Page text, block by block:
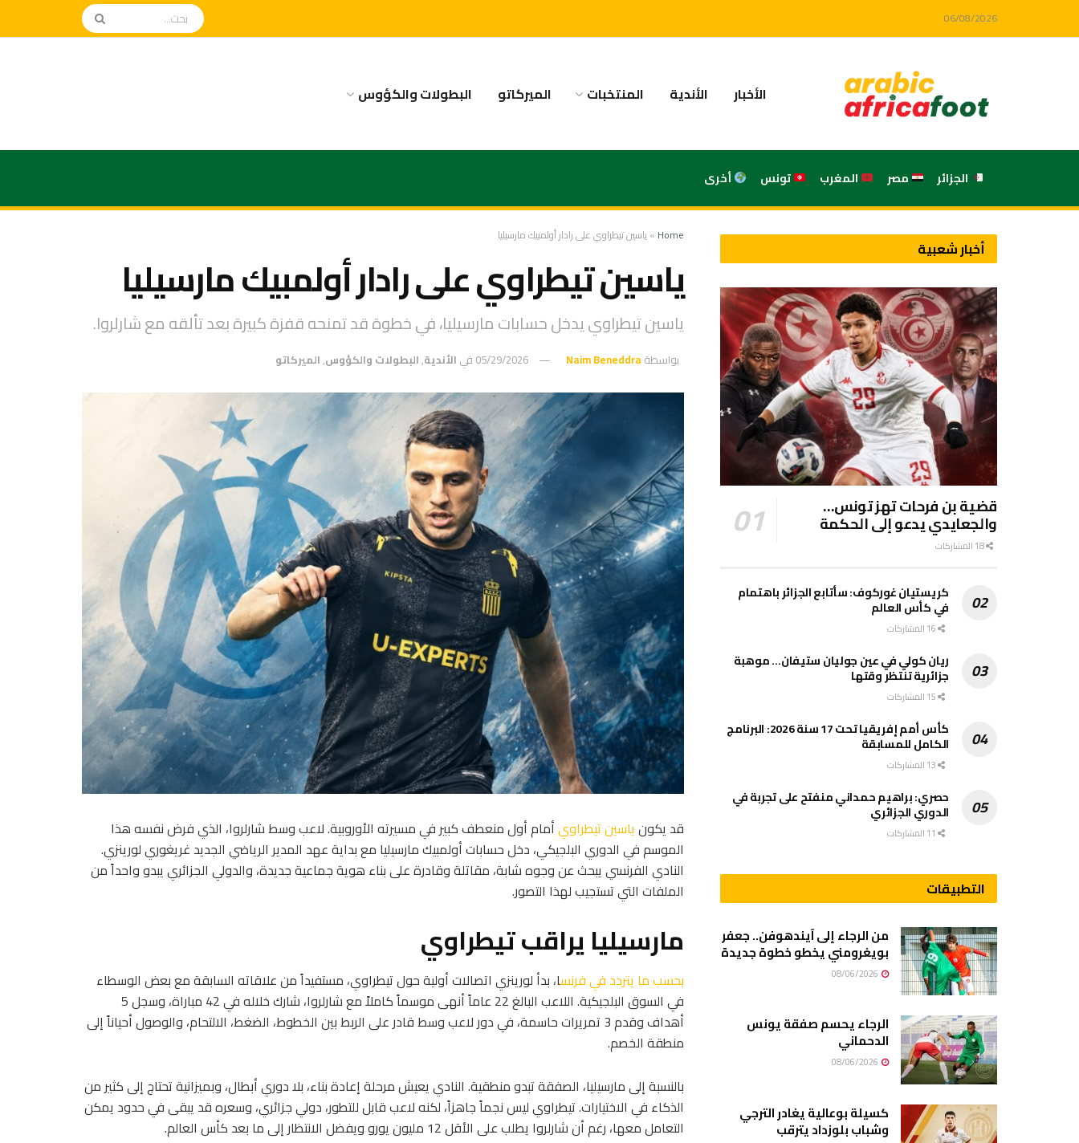
06/08/2026
الأخبار الأندية المنتخبات الميركاتو البطولات والكؤوس
الجزائر مصر المغرب تونس أخرى
Home
»ياسين تيطراوي على رادار أولمبيك مارسيليا
ياسين تيطراوي على رادار أولمبيك مارسيليا
ياسين تيطراوي يدخل حسابات مارسيليا، في خطوة قد تمنحه قفزة كبيرة بعد تألقه مع شارلروا.
بواسطةNaim Beneddra
05/29/2026 في الأندية,البطولات والكؤوس,الميركاتو
قد يكون ياسين تيطراويأمام أول منعطف كبير في مسيرته الأوروبية. لاعب وسط شارلروا، الذي فرض نفسه هذا
الموسم في الدوري البلجيكي، دخل حسابات أولمبيك مارسيليا مع بداية عهد المدير الرياضي الجديد غريغوري لورينزي.
النادي الفرنسي يبحث عن وجوه شابة، مقاتلة وقادرة على بناء هوية جماعية جديدة، والدولي الجزائري يبدو واحداً من
الملفات التي تستجيب لهذا التصور.
مارسيليا يراقب تيطراوي
بحسب ما يتردد في فرنسا، بدأ لورينزي اتصالات أولية حول تيطراوي، مستفيداً من علاقاته السابقة مع بعض الوسطاء
في السوق البلجيكية. اللاعب البالغ 22 عاماً أنهى موسماً كاملاً مع شارلروا، شارك خلاله في 42 مباراة، وسجل 5
أهداف وقدم 3 تمريرات حاسمة، في دور لاعب وسط قادر على الربط بين الخطوط، الضغط، الالتحام، والوصول أحياناً إلى
منطقة الخصم.
بالنسبة إلى مارسيليا، الصفقة تبدو منطقية. النادي يعيش مرحلة إعادة بناء، بلا دوري أبطال، وبميزانية تحتاج إلى كثير من
الذكاء في الاختيارات. تيطراوي ليس نجماً جاهزاً، لكنه لاعب قابل للتطور، دولي جزائري، وسعره قد يبقى في حدود يمكن
التعامل معها، رغم أن شارلروا يطلب على الأقل 12 مليون يورو ويفضل الانتظار إلى ما بعد كأس العالم.
أخبار شعبية
قضية بن فرحات تهز تونس…
والجعايدي يدعو إلى الحكمة
كريستيان غوركوف: سأتابع الجزائر باهتمام
في كأس العالم
ريان كولي في عين جوليان ستيفان… موهبة
جزائرية تنتظر وقتها
كأس أمم إفريقيا تحت 17 سنة 2026: البرنامج
الكامل للمسابقة
حصري: براهيم حمداني منفتح على تجربة في
الدوري الجزائري
التطبيقات
من الرجاء إلى آيندهوفن.. جعفر
بويغرومني يخطو خطوة جديدة
الرجاء يحسم صفقة يونس
الدحماني
كسيلة بوعالية يغادر الترجي
وشباب بلوزداد يترقب